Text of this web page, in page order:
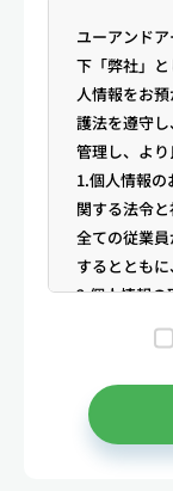
ユーアンド
下「弊社」
人情報をお
護法を遵守
管理し、より
1.個人情報
関する法令
全ての従業
するととも
2.個人情報
業からの電
記簿謄本、
どから適法
たします。
3.弊社が保